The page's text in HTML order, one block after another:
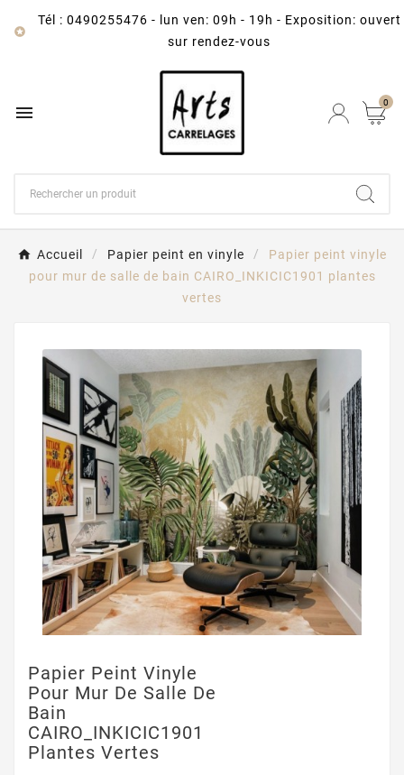

Tél : 0490255476 -
lun ven: 09h - 19h - Exposition: ouvert
sur rendez-vous
 0
Accueil Papier peint en vinyle
Papier peint vinyle
pour mur de salle de bain CAIRO_INKICIC1901 plantes
vertes
Papier Peint Vinyle
Pour Mur De Salle De
Bain
CAIRO_INKICIC1901
Plantes Vertes